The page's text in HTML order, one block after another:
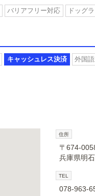
バリアフリー対応 ドッグ
キャッシュレス決済 外国
住所
〒674-
兵庫県明
TEL
078-963-